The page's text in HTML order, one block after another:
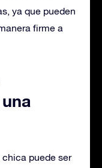
ya que pueden
firme a
puede ser